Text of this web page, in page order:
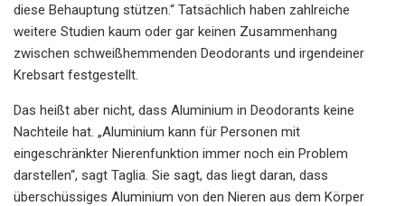
diese Behauptung stützen.“ Tatsächlich haben zahlreiche
weitere Studien kaum oder gar keinen Zusammenhang
zwischen schweißhemmenden Deodorants und irgendeiner
Krebsart festgestellt.
Das heißt aber nicht, dass Aluminium in Deodorants keine
Nachteile hat. „Aluminium kann für Personen mit
eingeschränkter Nierenfunktion immer noch ein Problem
darstellen“, sagt Taglia. Sie sagt, das liegt daran, dass
überschüssiges Aluminium von den Nieren aus dem Körper